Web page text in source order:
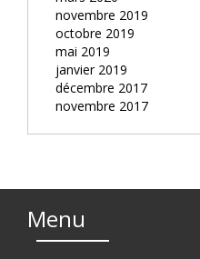
novembre 2019
octobre 2019
mai 2019
janvier 2019
décembre 2017
novembre 2017
Menu